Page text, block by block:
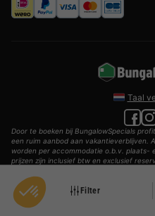
Filter
Taal
Door te boeken bij BungalowSpecials
een ruim aanbod aan vakantieverblijven.
worden per accommodatie o.b.v. plaats-
prijzen zijn inclusief btw en exclusief
wij je zo goed mogelijk van dienst zijn.
© 2002 - 2025 AddGuests B.V. Alle